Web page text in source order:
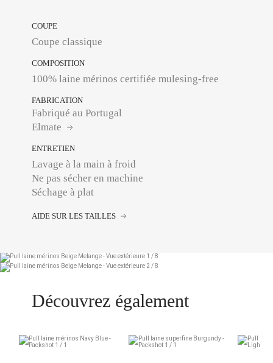
COUPE
Coupe classique
COMPOSITION
100% laine mérinos certifiée mulesing-free
FABRICATION
Fabriqué au Portugal
Elmate
ENTRETIEN
Lavage à la main à froid
Ne pas sécher en machine
Séchage à plat
AIDE SUR LES TAILLES
Découvrez également